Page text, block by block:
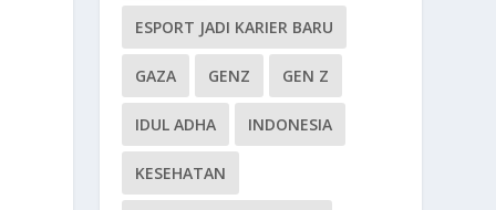
ESPORT JADI KARIER BARU
GAZA GENZ GEN Z
IDUL ADHA INDONESIA
KESEHATAN